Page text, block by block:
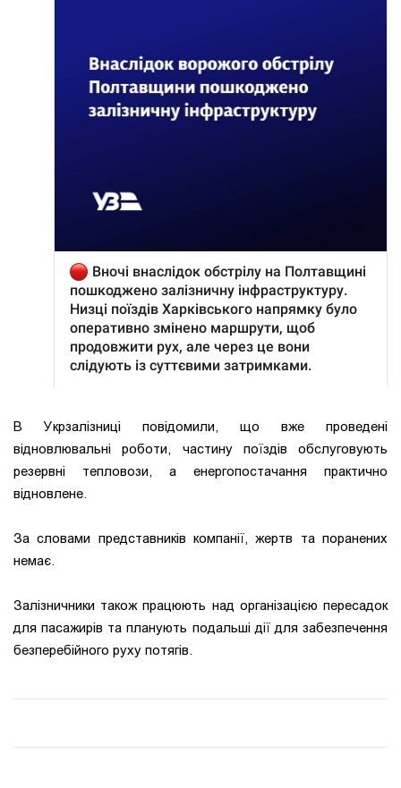
В Укрзалізниці повідомили, що вже проведені
відновлювальні роботи, частину поїздів обслуговують
резервні тепловози, а енергопостачання практично
відновлене.
За словами представників компанії, жертв та поранених
немає.
Залізничники також працюють над організацією пересадок
для пасажирів та планують подальші дії для забезпечення
безперебійного руху потягів.